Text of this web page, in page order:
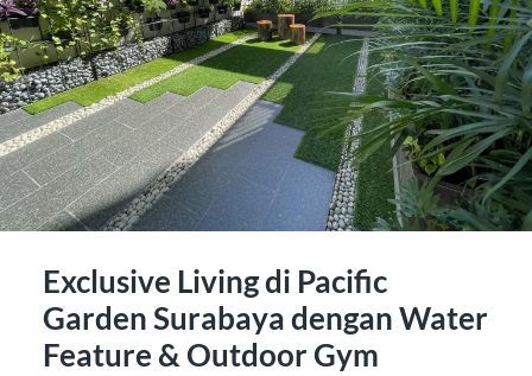
Exclusive Living di Pacific
Garden Surabaya dengan Water
Feature & Outdoor Gym